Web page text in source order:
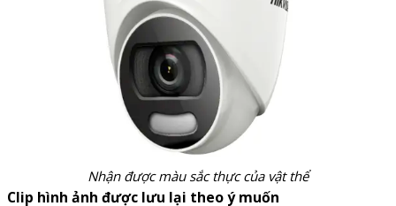
Nhận được màu sắc thực của vật thể
Clip hình ảnh được lưu lại theo ý muốn